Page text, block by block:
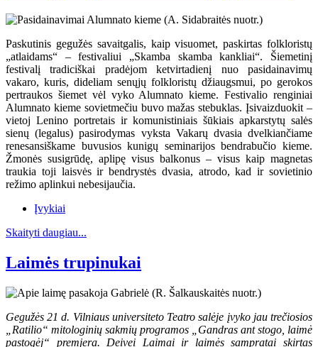
Paskutinis gegužės savaitgalis, kaip visuomet, paskirtas folkloristų
„atlaidams“ – festivaliui „Skamba skamba kankliai“. Šiemetinį
festivalį tradiciškai pradėjom ketvirtadienį nuo pasidainavimų
vakaro, kuris, dideliam senųjų folkloristų džiaugsmui, po gerokos
pertraukos šiemet vėl vyko Alumnato kieme. Festivalio renginiai
Alumnato kieme sovietmečiu buvo mažas stebuklas. Įsivaizduokit –
vietoj Lenino portretais ir komunistiniais šūkiais apkarstytų salės
sienų (legalus) pasirodymas vyksta Vakarų dvasia dvelkiančiame
renesansiškame buvusios kunigų seminarijos bendrabučio kieme.
Žmonės susigrūdę, aplipę visus balkonus – visus kaip magnetas
traukia toji laisvės ir bendrystės dvasia, atrodo, kad ir sovietinio
režimo aplinkui nebesijaučia.
Įvykiai
Skaityti daugiau...
Laimės trupinukai
Gegužės 21 d. Vilniaus universiteto Teatro salėje įvyko jau trečiosios
„Ratilio“ mitologinių sakmių programos „Gandras ant stogo, laimė
pastogėj“ premjera. Deivei Laimai ir laimės sampratai skirtas